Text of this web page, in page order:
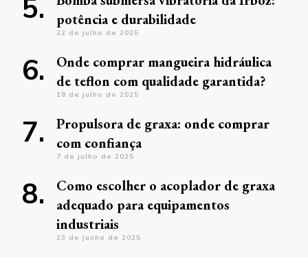
potência e durabilidade
22 de julho de 2025
Onde comprar mangueira hidráulica
de teflon com qualidade garantida?
18 de julho de 2025
Propulsora de graxa: onde comprar
com confiança
7 de julho de 2025
Como escolher o acoplador de graxa
adequado para equipamentos
industriais
23 de junho de 2025